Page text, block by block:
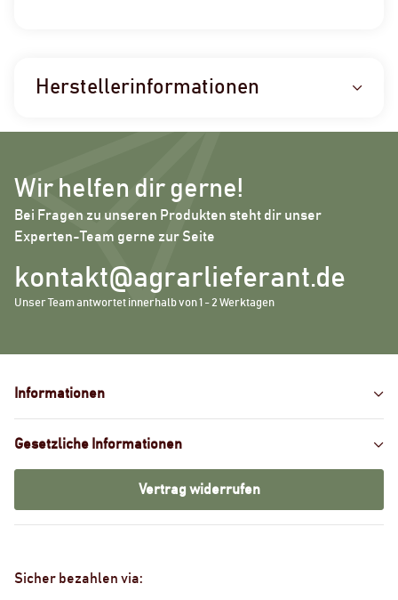
Herstellerinformationen
Wir helfen dir gerne!
Bei Fragen zu unseren Produkten steht dir unser
Experten-Team gerne zur Seite
kontakt@agrarlieferant.de
Unser Team antwortet innerhalb von 1 - 2 Werktagen
Informationen
Gesetzliche Informationen
Vertrag widerrufen
Sicher bezahlen via: